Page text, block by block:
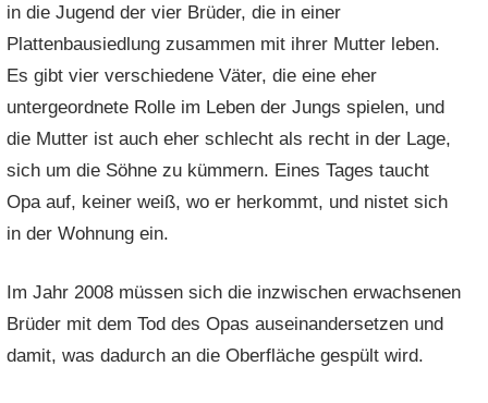
in die Jugend der vier Brüder, die in einer
Plattenbausiedlung zusammen mit ihrer Mutter leben.
Es gibt vier verschiedene Väter, die eine eher
untergeordnete Rolle im Leben der Jungs spielen, und
die Mutter ist auch eher schlecht als recht in der Lage,
sich um die Söhne zu kümmern. Eines Tages taucht
Opa auf, keiner weiß, wo er herkommt, und nistet sich
in der Wohnung ein.
Im Jahr 2008 müssen sich die inzwischen erwachsenen
Brüder mit dem Tod des Opas auseinandersetzen und
damit, was dadurch an die Oberfläche gespült wird.